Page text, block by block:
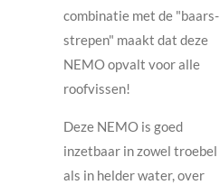
combinatie met de "baars-
strepen" maakt dat deze
NEMO opvalt voor alle
roofvissen!
Deze NEMO is goed
inzetbaar in zowel troebel
als in helder water, over